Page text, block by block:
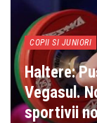
COPII SI JUNIORI
Haltere:
Vegasul.
sportivii